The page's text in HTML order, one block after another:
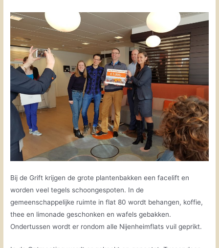
Bij de Grift krijgen de grote plantenbakken een facelift en
worden veel tegels schoongespoten. In de
gemeenschappelijke ruimte in flat 80 wordt behangen, koffie,
thee en limonade geschonken en wafels gebakken.
Ondertussen wordt er rondom alle Nijenheimflats vuil geprikt.